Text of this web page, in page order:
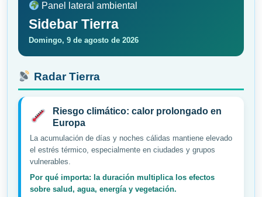
Panel lateral ambiental
Sidebar Tierra
Domingo, 9 de agosto de 2026
Radar Tierra
Riesgo climático: calor prolongado en
Europa
La acumulación de días y noches cálidas mantiene elevado
el estrés térmico, especialmente en ciudades y grupos
vulnerables.
Por qué importa: la duración multiplica los efectos
sobre salud, agua, energía y vegetación.